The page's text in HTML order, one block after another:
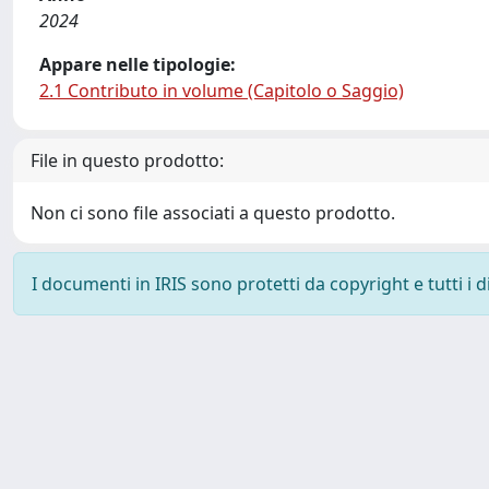
2024
Appare nelle tipologie:
2.1 Contributo in volume (Capitolo o Saggio)
File in questo prodotto:
Non ci sono file associati a questo prodotto.
I documenti in IRIS sono protetti da copyright e tutti i